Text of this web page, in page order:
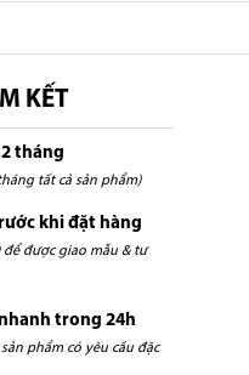
KẾT
tháng
tất cả sản phẩm)
khi đặt hàng
để được giao mẫu & tư
trong 24h
phẩm có yêu cầu đặc